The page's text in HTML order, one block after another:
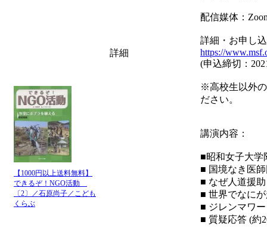
【1000円以上送料無料】
できるぞ！NGO活動
〔2〕／石原尚子／こども
くらぶ
詳細
配信媒体：
詳細・お申し
https://
(申込締切：
※高校生以外
ださい。
講演内容：
■昭和女子大
■ 国境なき医
■ なぜ人道援
■ 世界でなに
■ ジレンマワ
■ 質疑応答 (約